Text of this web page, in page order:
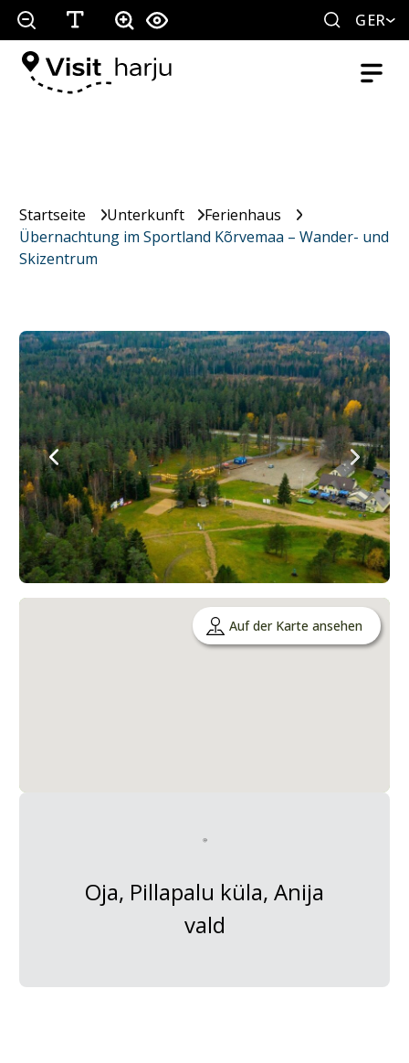
GER
Startseite Unterkunft
Ferienhaus
Übernachtung im Sportland Kõrvemaa – Wander- und
Skizentrum
Auf der Karte ansehen
Oja, Pillapalu küla, Anija
vald